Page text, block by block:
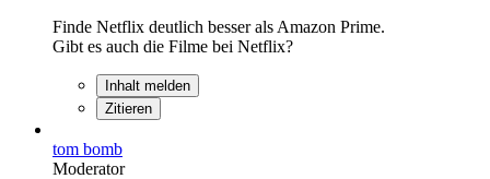
Finde Netflix deutlich besser als Amazon Prime.
Gibt es auch die Filme bei Netflix?
Inhalt melden
Zitieren
tom bomb
Moderator